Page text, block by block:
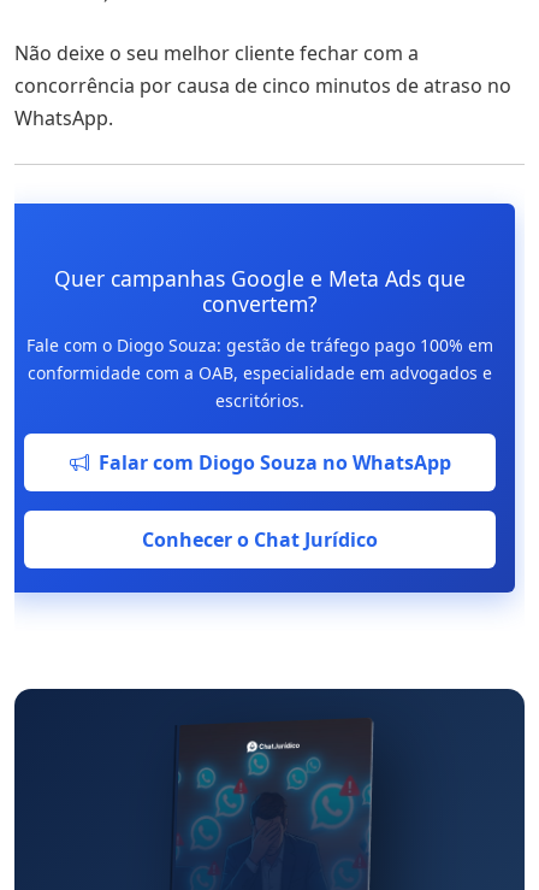
Não deixe o seu melhor cliente fechar com a
concorrência por causa de cinco minutos de atraso no
WhatsApp.
Quer campanhas Google e Meta Ads que
convertem?
Fale com o Diogo Souza: gestão de tráfego pago 100% em
conformidade com a OAB, especialidade em advogados e
escritórios.
Falar com Diogo Souza no WhatsApp
Conhecer o Chat Jurídico